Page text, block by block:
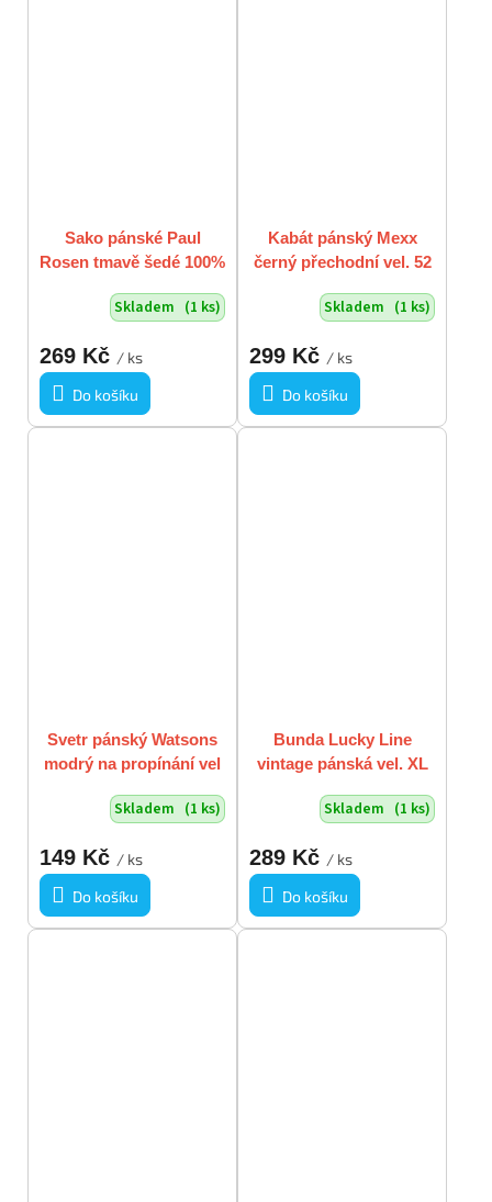
Sako pánské Paul
Rosen tmavě šedé 100%
Skladem (1 ks)
269 Kč / ks
Do košíku
Kabát pánský Mexx
černý přechodní vel. 52
Skladem (1 ks)
299 Kč / ks
Do košíku
Svetr pánský Watsons
modrý na propínání vel
Skladem (1 ks)
149 Kč / ks
Do košíku
Bunda Lucky Line
vintage pánská vel. XL
Skladem (1 ks)
289 Kč / ks
Do košíku